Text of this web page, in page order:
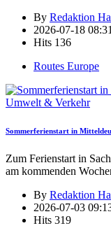
By Redaktion
2026-07-18
Hits 136
Routes Europe
Umwelt & Verkehr
Sommerferienstart in
Zum Ferienstart in
am kommenden
By Redaktion
2026-07-03
Hits 319